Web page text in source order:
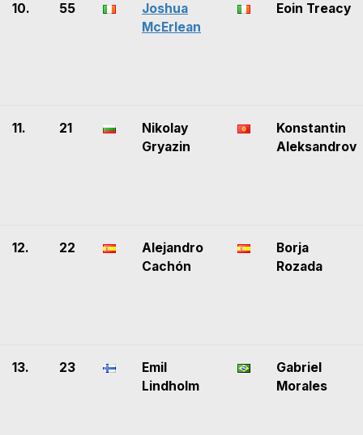
10. 55
Joshua
McErlean
Eoin Treacy
11. 21
Nikolay
Gryazin
Konstantin
Aleksandrov
12. 22
Alejandro
Cachón
Borja
Rozada
13. 23
Emil
Lindholm
Gabriel
Morales